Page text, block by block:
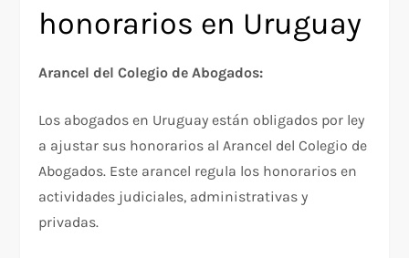
honorarios en Uruguay
Arancel del Colegio de Abogados:
Los abogados en Uruguay están obligados por ley
a ajustar sus honorarios al Arancel del Colegio de
Abogados. Este arancel regula los honorarios en
actividades judiciales, administrativas y
privadas.​